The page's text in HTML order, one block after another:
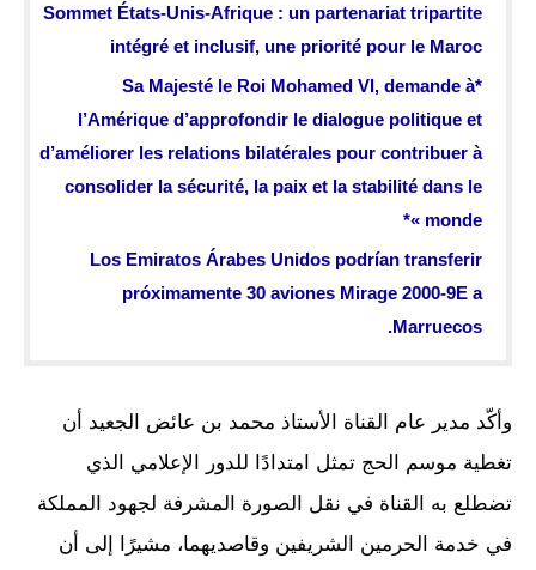
Sommet États-Unis-Afrique : un partenariat tripartite
intégré et inclusif, une priorité pour le Maroc
*Sa Majesté le Roi Mohamed VI, demande à
l’Amérique d’approfondir le dialogue politique et
d’améliorer les relations bilatérales pour contribuer à
consolider la sécurité, la paix et la stabilité dans le
monde »*
Los Emiratos Árabes Unidos podrían transferir
próximamente 30 aviones Mirage 2000-9E a
Marruecos.
وأكّد مدير عام القناة الأستاذ محمد بن عائض الجعيد أن
تغطية موسم الحج تمثل امتدادًا للدور الإعلامي الذي
تضطلع به القناة في نقل الصورة المشرفة لجهود المملكة
في خدمة الحرمين الشريفين وقاصديهما، مشيرًا إلى أن